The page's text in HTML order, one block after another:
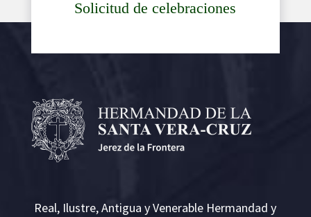
Solicitud de celebraciones
Real, Ilustre, Antigua y Venerable Hermandad y